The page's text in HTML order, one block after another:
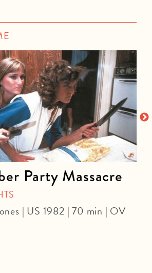
Party Massacre
| US 1982 | 70 min | OV